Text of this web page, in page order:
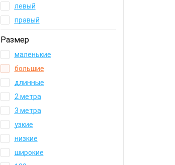
левый
правый
Размер
маленькие
большие
длинные
2 метра
3 метра
узкие
низкие
широкие